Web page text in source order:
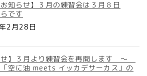
お知らせ】３月の練習会は３月８日
です
2月28日
せ】３月より練習会を再開します ～
「空に油 meets イッカデサーカス」の